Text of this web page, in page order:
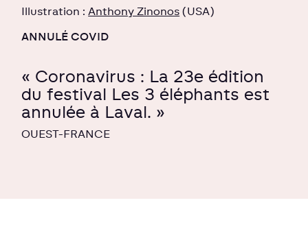
Illustration :Anthony Zinonos (USA)
ANNULÉ COVID
« Coronavirus : La 23e édition
du festival Les 3 éléphants est
annulée à Laval. »
OUEST-FRANCE